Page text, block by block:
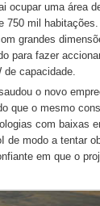
ocupar uma área
750 mil
grandes
para fazer
de capacidade.
o novo
que o mesmo
com baixas
de modo a tentar
em que o